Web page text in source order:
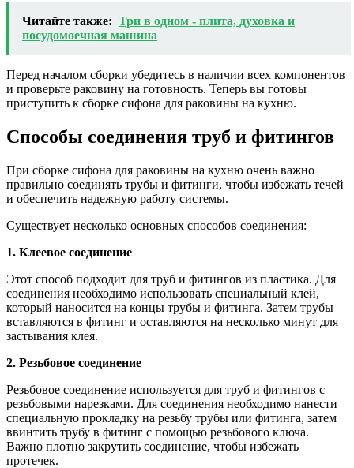
Читайте также: Три в одном - плита, духовка и
посудомоечная машина
Перед началом сборки убедитесь в наличии всех компонентов
и проверьте раковину на готовность. Теперь вы готовы
приступить к сборке сифона для раковины на кухню.
Способы соединения труб и фитингов
При сборке сифона для раковины на кухню очень важно
правильно соединять трубы и фитинги, чтобы избежать течей
и обеспечить надежную работу системы.
Существует несколько основных способов соединения:
1. Клеевое соединение
Этот способ подходит для труб и фитингов из пластика. Для
соединения необходимо использовать специальный клей,
который наносится на концы трубы и фитинга. Затем трубы
вставляются в фитинг и оставляются на несколько минут для
застывания клея.
2. Резьбовое соединение
Резьбовое соединение используется для труб и фитингов с
резьбовыми нарезками. Для соединения необходимо нанести
специальную прокладку на резьбу трубы или фитинга, затем
ввинтить трубу в фитинг с помощью резьбового ключа.
Важно плотно закрутить соединение, чтобы избежать
протечек.